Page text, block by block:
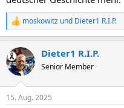
R
e
k
t
i
e
moskowitz und Dieter1 R.I.P.
Dieter1 R.I.P.
Senior Member
15. Aug. 2025